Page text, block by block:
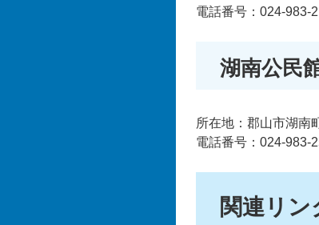
電話番号：024-983-
湖南公民
所在地：郡山市湖南
電話番号：024-983-
関連リン